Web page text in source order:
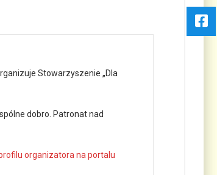
Stowarzyszenie „Dla
dobro. Patronat nad
organizatora na portalu